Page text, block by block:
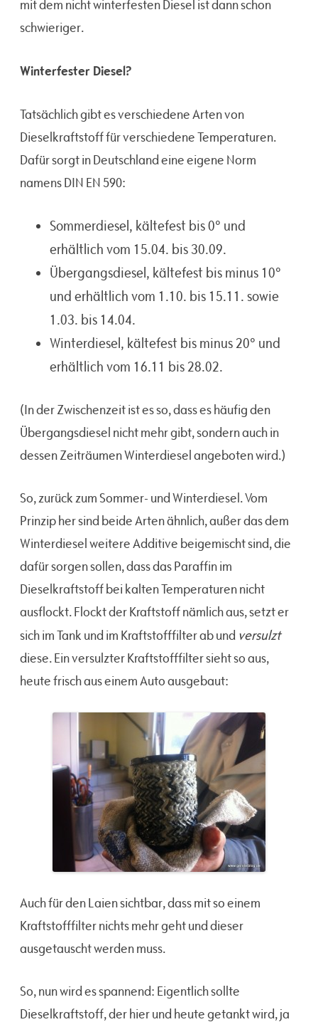
mit dem nicht winterfesten Diesel ist dann schon
schwieriger.
Winterfester Diesel?
Tatsächlich gibt es verschiedene Arten von
Dieselkraftstoff für verschiedene Temperaturen.
Dafür sorgt in Deutschland eine eigene Norm
namens DIN EN 590:
Sommerdiesel, kältefest bis 0° und
erhältlich vom 15.04. bis 30.09.
Übergangsdiesel, kältefest bis minus 10°
und erhältlich vom 1.10. bis 15.11. sowie
1.03. bis 14.04.
Winterdiesel, kältefest bis minus 20° und
erhältlich vom 16.11 bis 28.02.
(In der Zwischenzeit ist es so, dass es häufig den
Übergangsdiesel nicht mehr gibt, sondern auch in
dessen Zeiträumen Winterdiesel angeboten wird.)
So, zurück zum Sommer- und Winterdiesel. Vom
Prinzip her sind beide Arten ähnlich, außer das dem
Winterdiesel weitere Additive beigemischt sind, die
dafür sorgen sollen, dass das Paraffin im
Dieselkraftstoff bei kalten Temperaturen nicht
ausflockt. Flockt der Kraftstoff nämlich aus, setzt er
sich im Tank und im Kraftstofffilter ab und versulzt
diese. Ein versulzter Kraftstofffilter sieht so aus,
heute frisch aus einem Auto ausgebaut:
Auch für den Laien sichtbar, dass mit so einem
Kraftstofffilter nichts mehr geht und dieser
ausgetauscht werden muss.
So, nun wird es spannend: Eigentlich sollte
Dieselkraftstoff, der hier und heute getankt wird, ja